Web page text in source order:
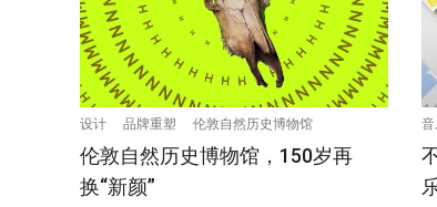
设计 品牌重塑 伦敦自然历史博物馆
伦敦自然历史博物馆，150岁再
换“新颜”
音